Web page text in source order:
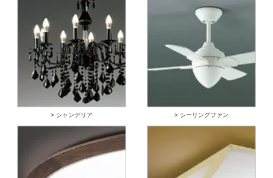
> シャンデリア > シーリングファン